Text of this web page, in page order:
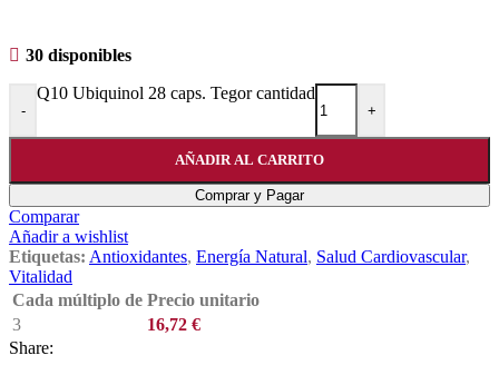
30 disponibles
-
Q10 Ubiquinol 28 caps. Tegor cantidad
+
AÑADIR AL CARRITO
Comprar y Pagar
Comparar
Añadir a wishlist
Etiquetas: Antioxidantes, Energía Natural, Salud Cardiovascular,
Vitalidad
Cada múltiplo de Precio unitario
3
16,72 €
Share: